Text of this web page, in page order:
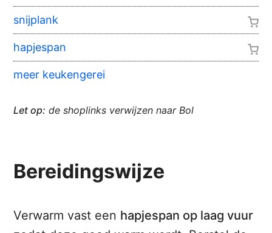
snijplank
hapjespan
meer keukengerei
Let op: de shoplinks verwijzen naar Bol
Bereidingswijze
Verwarm vast een hapjespan op laag vuur